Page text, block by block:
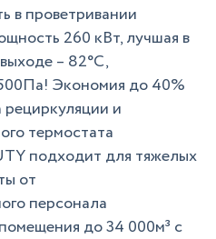
в проветривании
260 кВт, лучшая в
– 82°С,
Экономия до 40%
и
термостата
подходит для тяжелых
от
персонала
до 34 000м³ с